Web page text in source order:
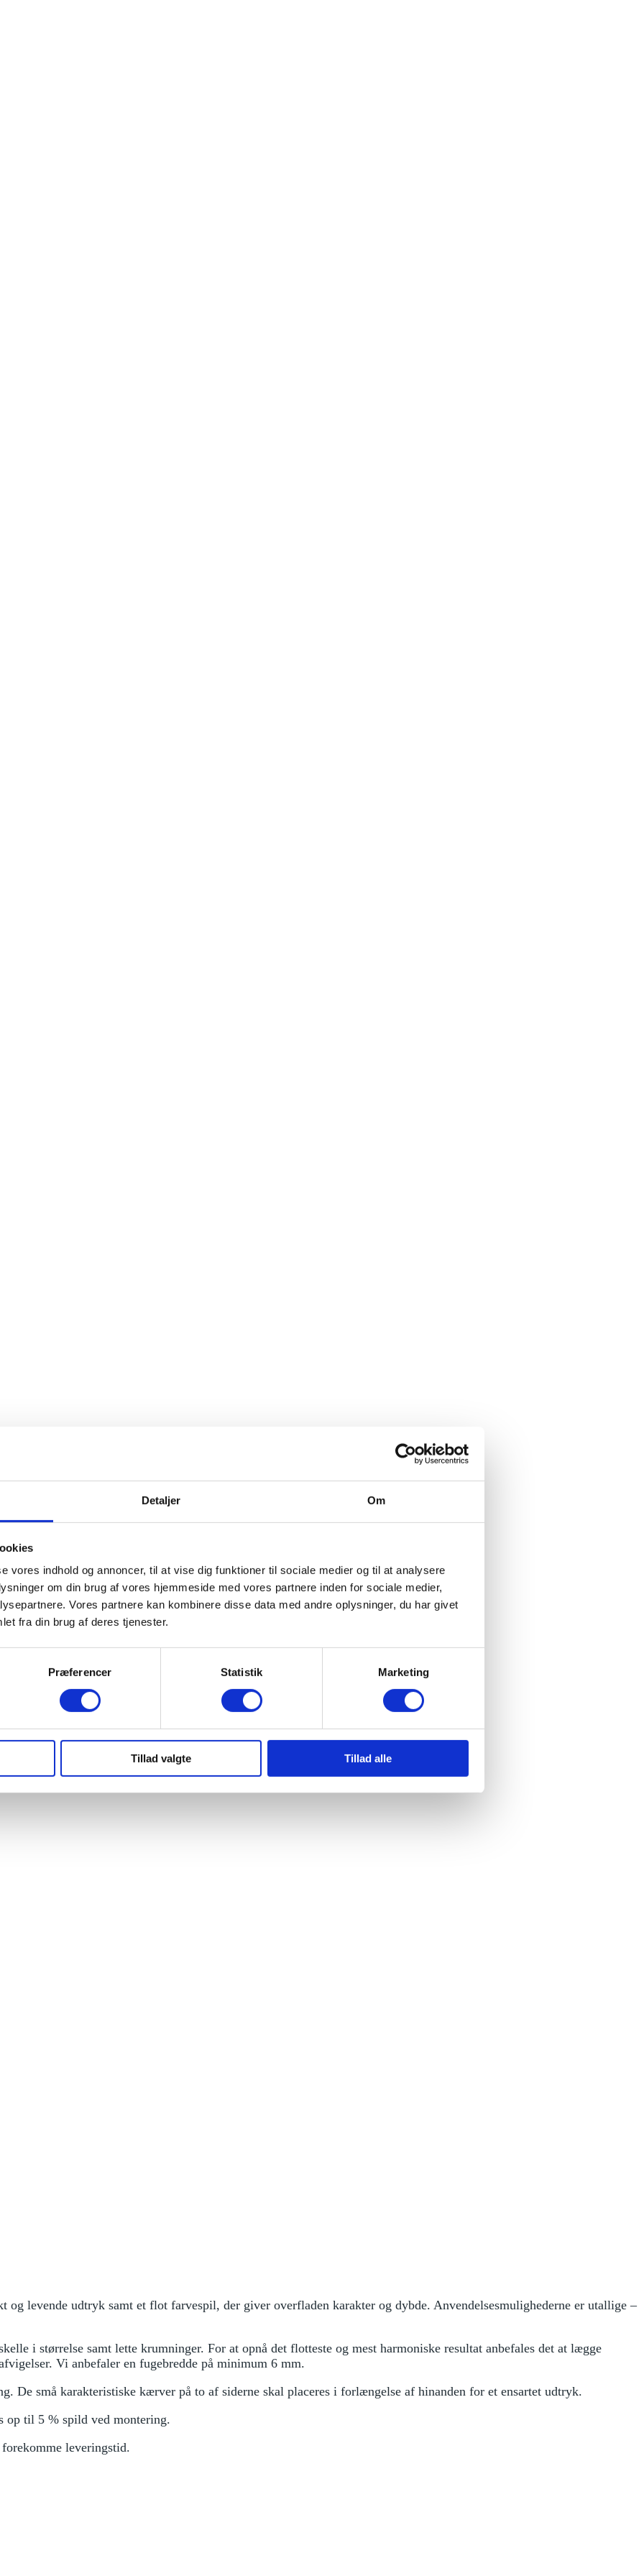
Detaljer Om
vores indhold og annoncer, til at vise dig funktioner til sociale medier og til at analysere
om din brug af vores hjemmeside med vores partnere inden for sociale medier,
Vores partnere kan kombinere disse data med andre oplysninger, du har givet
fra din brug af deres tjenester.
Præferencer Statistik Marketing
Tillad valgte Tillad alle
og levende udtryk samt et flot farvespil, der giver overfladen karakter og dybde. Anvendelsesmulighederne er utallige –
i størrelse samt lette krumninger. For at opnå det flotteste og mest harmoniske resultat anbefales det at lægge
Vi anbefaler en fugebredde på minimum 6 mm.
De små karakteristiske kærver på to af siderne skal placeres i forlængelse af hinanden for et ensartet udtryk.
op til 5 % spild ved montering.
leveringstid.